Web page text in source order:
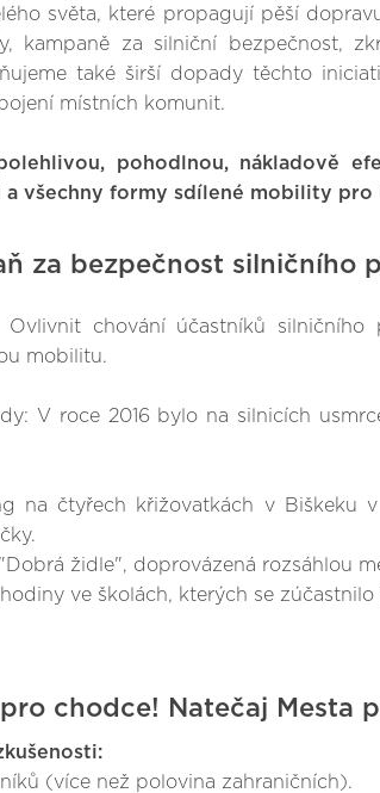
světa, které propagují pěší
kampaně za silniční bezpečnost,
také širší dopady těchto
místních komunit.
pohodlnou, nákladově
všechny formy sdílené mobility
za bezpečnost silničního
Ovlivnit chování účastníků
mobilitu.
V roce 2016 bylo na silnicích
na čtyřech křižovatkách v Biškeku
židle", doprovázená rozsáhlou
ve školách, kterých se
pro chodce! Natečaj Mesta
(více než polovina zahraničních).